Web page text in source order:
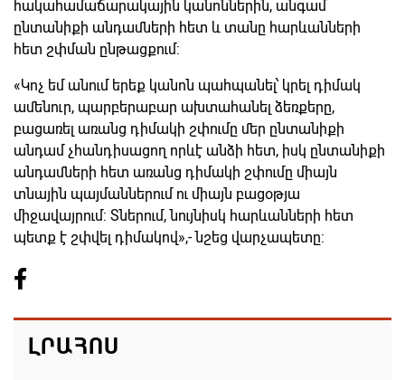
հակահամաճարակային կանոններին, անգամ
ընտանիքի անդամների հետ և տանը հարևանների
հետ շփման ընթացքում:
«Կոչ եմ անում երեք կանոն պահպանել՝ կրել դիմակ
ամենուր, պարբերաբար ախտահանել ձեռքերը,
բացառել առանց դիմակի շփումը մեր ընտանիքի
անդամ չհանդիսացող որևէ անձի հետ, իսկ ընտանիքի
անդամների հետ առանց դիմակի շփումը միայն
տնային պայմաններում ու միայն բացօթյա
միջավայրում: Տներում, նույնիսկ հարևանների հետ
պետք է շփվել դիմակով»,- նշեց վարչապետը:
ԼՐԱՀՈՍ